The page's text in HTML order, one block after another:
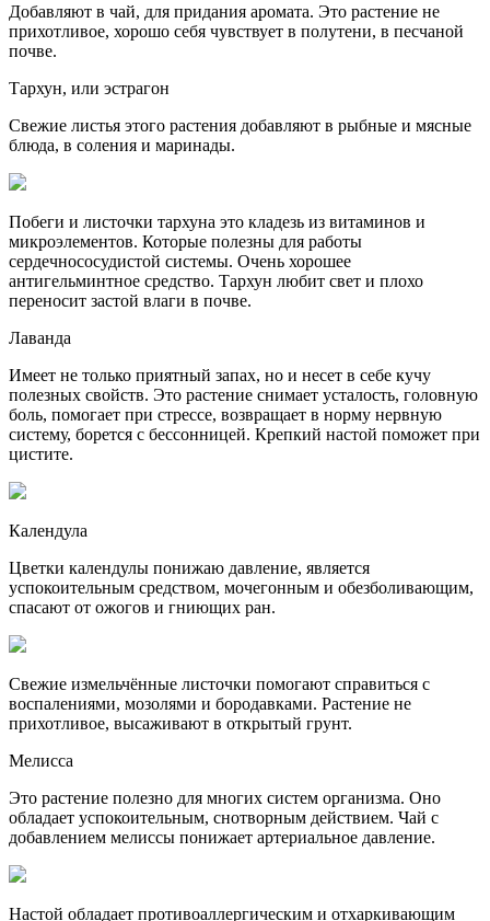
Добавляют в чай, для придания аромата. Это растение не
прихотливое, хорошо себя чувствует в полутени, в песчаной
почве.
Тархун, или эстрагон
Свежие листья этого растения добавляют в рыбные и мясные
блюда, в соления и маринады.
Побеги и листочки тархуна это кладезь из витаминов и
микроэлементов. Которые полезны для работы
сердечнососудистой системы. Очень хорошее
антигельминтное средство. Тархун любит свет и плохо
переносит застой влаги в почве.
Лаванда
Имеет не только приятный запах, но и несет в себе кучу
полезных свойств. Это растение снимает усталость, головную
боль, помогает при стрессе, возвращает в норму нервную
систему, борется с бессонницей. Крепкий настой поможет при
цистите.
Календула
Цветки календулы понижаю давление, является
успокоительным средством, мочегонным и обезболивающим,
спасают от ожогов и гниющих ран.
Свежие измельчённые листочки помогают справиться с
воспалениями, мозолями и бородавками. Растение не
прихотливое, высаживают в открытый грунт.
Мелисса
Это растение полезно для многих систем организма. Оно
обладает успокоительным, снотворным действием. Чай с
добавлением мелиссы понижает артериальное давление.
Настой обладает противоаллергическим и отхаркивающим